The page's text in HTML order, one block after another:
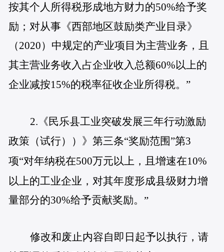
按其个人所得税形成地方财力的50%给予奖
励；对从事《西部地区鼓励类产业目录》
（2020）中规定的产业项目为主营业务，且
其主营业务收入占企业收入总额60%以上的
企业减按15%的税率征收企业所得税。”
2.《民乐县工业突破发展三年行动激励
政策（试行））》第三条“奖励范围”第3
项“对年纳税在500万元以上，且增速在10%
以上的工业企业，对其年度形成县级财力增
量部分的30%给予贡献奖励。”
修改和废止内容自即日起予以执行，请